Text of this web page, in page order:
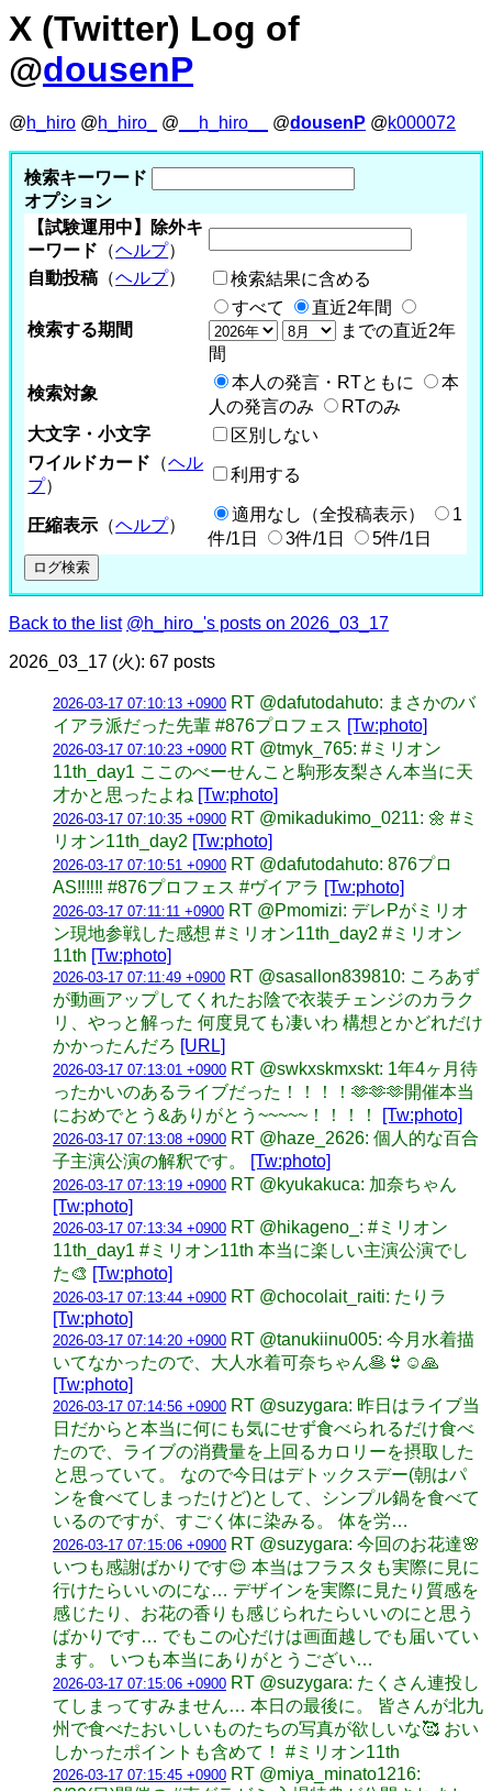
X (Twitter) Log of
@dousenP
@h_hiro @h_hiro_ @ __h_hiro__ @dousenP @k000072
検索キーワード
オプション
【試験運用中】除外キ
ーワード （ヘルプ）
自動投稿 （ヘルプ） 検索結果に含める
検索する期間
すべて
直近2年間
までの直近2年
間
検索対象
本人の発言・RTともに
本
人の発言のみ
RTのみ
大文字・小文字
区別しない
ワイルドカード （ヘル
プ）
利用する
圧縮表示 （ヘルプ）
適用なし（全投稿表示）
1
件/1日
3件/1日 5件/1日
Back to the list @h_hiro_'s posts on 2026_03_17
2026_03_17 (火): 67 posts
2026-03-17 07:10:13 +0900 RT @dafutodahuto: まさかのバ
イアラ派だった先輩 #876プロフェス [Tw:photo]
2026-03-17 07:10:23 +0900 RT @tmyk_765: #ミリオン
11th_day1 ここのべーせんこと駒形友梨さん本当に天
才かと思ったよね [Tw:photo]
2026-03-17 07:10:35 +0900 RT @mikadukimo_0211: 🌼 #ミ
リオン11th_day2 [Tw:photo]
2026-03-17 07:10:51 +0900 RT @dafutodahuto: 876プロ
AS‼︎‼︎‼︎ #876プロフェス #ヴイアラ [Tw:photo]
2026-03-17 07:11:11 +0900 RT @Pmomizi: デレPがミリオ
ン現地参戦した感想 #ミリオン11th_day2 #ミリオン
11th [Tw:photo]
2026-03-17 07:11:49 +0900 RT @sasallon839810: ころあず
が動画アップしてくれたお陰で衣装チェンジのカラク
リ、やっと解った 何度見ても凄いわ 構想とかどれだけ
かかったんだろ [URL]
2026-03-17 07:13:01 +0900 RT @swkxskmxskt: 1年4ヶ月待
ったかいのあるライブだった！！！！🫶🫶🫶開催本当
におめでとう&ありがとう~~~~~！！！！
[Tw:photo]
2026-03-17 07:13:08 +0900 RT @haze_2626: 個人的な百合
子主演公演の解釈です。
[Tw:photo]
2026-03-17 07:13:19 +0900 RT @kyukakuca: 加奈ちゃん
[Tw:photo]
2026-03-17 07:13:34 +0900 RT @hikageno_: #ミリオン
11th_day1 #ミリオン11th 本当に楽しい主演公演でし
た🎨 [Tw:photo]
2026-03-17 07:13:44 +0900 RT @chocolait_raiti: たりラ
[Tw:photo]
2026-03-17 07:14:20 +0900 RT @tanukiinu005: 今月水着描
いてなかったので、大人水着可奈ちゃん🥞👙☺️🙏
[Tw:photo]
2026-03-17 07:14:56 +0900 RT @suzygara: 昨日はライブ当
日だからと本当に何にも気にせず食べられるだけ食べ
たので、ライブの消費量を上回るカロリーを摂取した
と思っていて。 なので今日はデトックスデー(朝はパ
ンを食べてしまったけど)として、シンプル鍋を食べて
いるのですが、すごく体に染みる。 体を労…
2026-03-17 07:15:06 +0900 RT @suzygara: 今回のお花達🌸
いつも感謝ばかりです😌 本当はフラスタも実際に見に
行けたらいいのにな… デザインを実際に見たり質感を
感じたり、お花の香りも感じられたらいいのにと思う
ばかりです… でもこの心だけは画面越しでも届いてい
ます。 いつも本当にありがとうござい…
2026-03-17 07:15:06 +0900 RT @suzygara: たくさん連投し
てしまってすみません… 本日の最後に。 皆さんが北九
州で食べたおいしいものたちの写真が欲しいな🥰 おい
しかったポイントも含めて！ #ミリオン11th
2026-03-17 07:15:45 +0900 RT @miya_minato1216: